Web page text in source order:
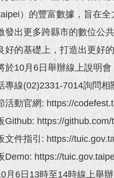
）的豐富數據，旨在
發出更多跨縣市的數位公
好的基礎上，打造出更好
月6日舉辦線上說明會
專線(02)2331-7014詢問相
活動官網: https://
Github: https://github.com/
文件指引: https://
Demo: https://
月6日13時至14時線上舉辦